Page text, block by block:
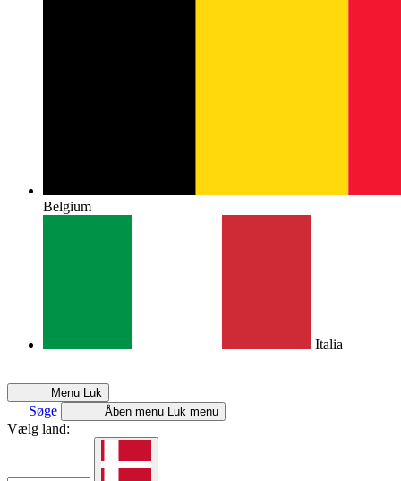
Belgium
Italia
Menu Luk
Søge Åben menu Luk menu
Vælg land: